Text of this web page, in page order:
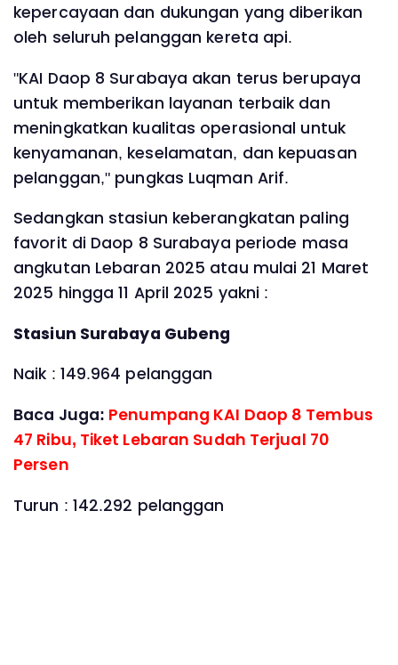
kepercayaan dan dukungan yang diberikan
oleh seluruh pelanggan kereta api.
"KAI Daop 8 Surabaya akan terus berupaya
untuk memberikan layanan terbaik dan
meningkatkan kualitas operasional untuk
kenyamanan, keselamatan, dan kepuasan
pelanggan," pungkas Luqman Arif.
Sedangkan stasiun keberangkatan paling
favorit di Daop 8 Surabaya periode masa
angkutan Lebaran 2025 atau mulai 21 Maret
2025 hingga 11 April 2025 yakni :
Stasiun Surabaya Gubeng
Naik : 149.964 pelanggan
Baca Juga: Penumpang KAI Daop 8 Tembus
47 Ribu, Tiket Lebaran Sudah Terjual 70
Persen
Turun : 142.292 pelanggan